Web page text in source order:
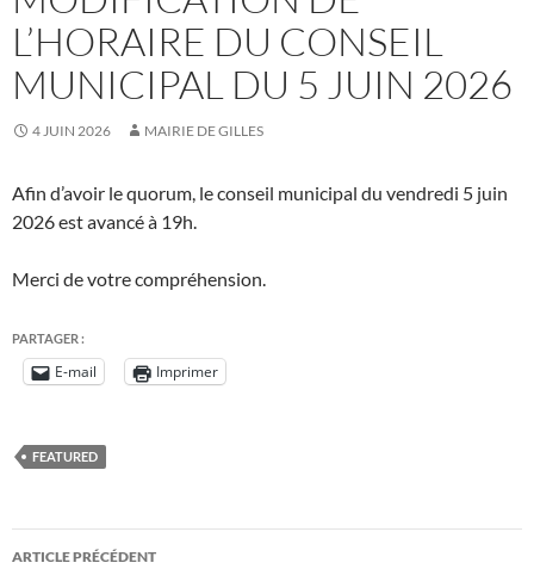
L’HORAIRE DU CONSEIL
MUNICIPAL DU 5 JUIN 2026
4 JUIN 2026 MAIRIE DE GILLES
Afin d’avoir le quorum, le conseil municipal du vendredi 5 juin
2026 est avancé à 19h.
Merci de votre compréhension.
PARTAGER :
E-mail Imprimer
FEATURED
Navigation
ARTICLE PRÉCÉDENT